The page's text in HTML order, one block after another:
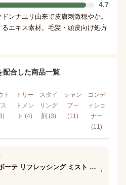
4.7
ンナユリ由来で皮膚刺激穏やか。
エキス素材。毛髪・頭皮向け処方
配合した商品一覧
ト
トリー
トメン
ト (4)
スタイ
リング
剤 (3)
シャン
プー
(11)
コンデ
ィショ
ナー
(11)
ポール ＆ ジョー ボーテ リフレッシング ミスト SUNLIGHT GREEN ›